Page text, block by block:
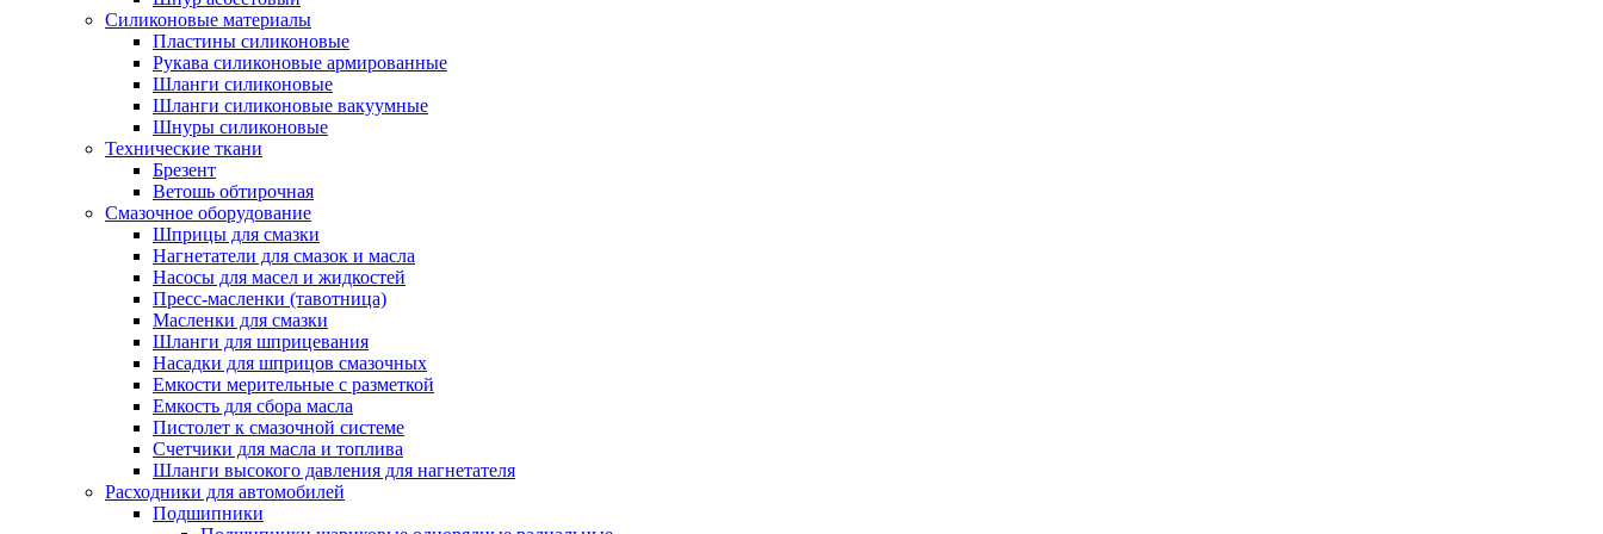
Силиконовые материалы
Пластины силиконовые
Рукава силиконовые армированные
Шланги силиконовые
Шланги силиконовые вакуумные
Шнуры силиконовые
Технические ткани
Брезент
Ветошь обтирочная
Смазочное оборудование
Шприцы для смазки
Нагнетатели для смазок и масла
Насосы для масел и жидкостей
Пресс-масленки (тавотница)
Масленки для смазки
Шланги для шприцевания
Насадки для шприцов смазочных
Емкости мерительные с разметкой
Емкость для сбора масла
Пистолет к смазочной системе
Счетчики для масла и топлива
Шланги высокого давления для нагнетателя
Расходники для автомобилей
Подшипники